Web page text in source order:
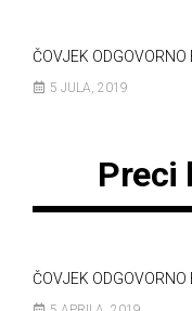
ČOVJEK ODGOVORNO
5 JULA, 2019
Preci
ČOVJEK ODGOVORNO